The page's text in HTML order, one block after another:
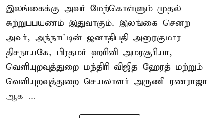
இலங்கைக்கு அவர் மேற்கொள்ளும் முதல்
சுற்றுப்பயணம் இதுவாகும். இலங்கை சென்ற
அவர், அந்நாட்டின் ஜனாதிபதி அனுரகுமார
திசநாயகே, பிரதமர் ஹரினி அமரசூரியா,
வெளியுறவுத்துறை மந்திரி விஜித ஹேரத் மற்றும்
வெளியுறவுத்துறை செயலாளர் அருணி ரணராஜா
ஆக ...